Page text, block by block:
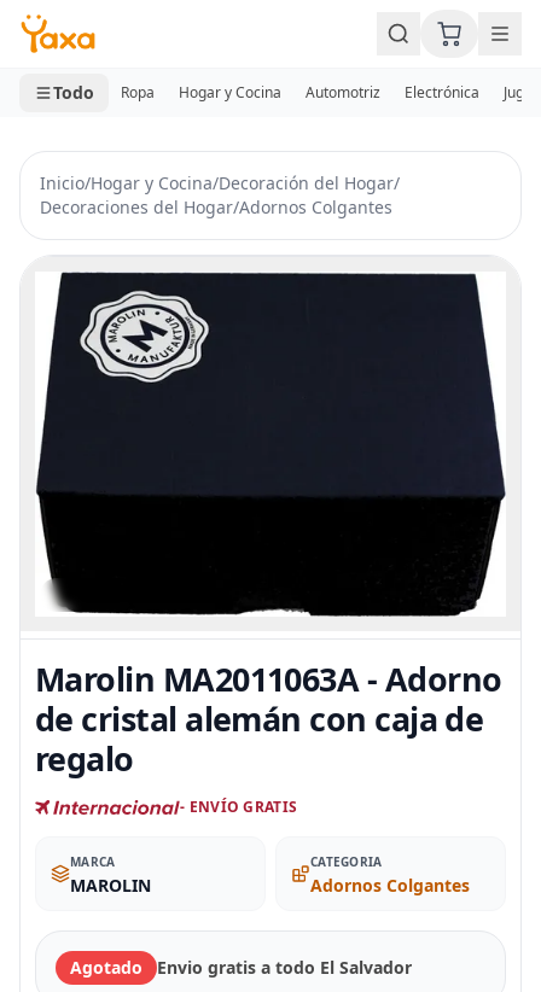
MINI CARRITO
0 productos
Todo Ropa Hogar y Cocina Automotriz Electrónica
Inicio/Hogar y Cocina/Decoración del Hogar/
Decoraciones del Hogar/Adornos Colgantes
Marolin MA2011063A - Adorno
de cristal alemán con caja de
regalo
- ENVÍO GRATIS
MARCA
MAROLIN
CATEGORIA
Adornos Colgantes
Agotado Envio gratis a todo El Salvador